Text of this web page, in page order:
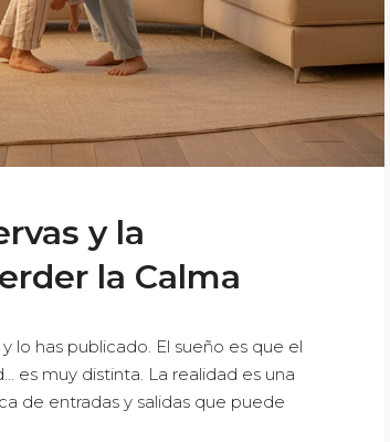
y la
la Calma
lo has publicado. El sueño es que el
es muy distinta. La realidad es una
de entradas y salidas que puede